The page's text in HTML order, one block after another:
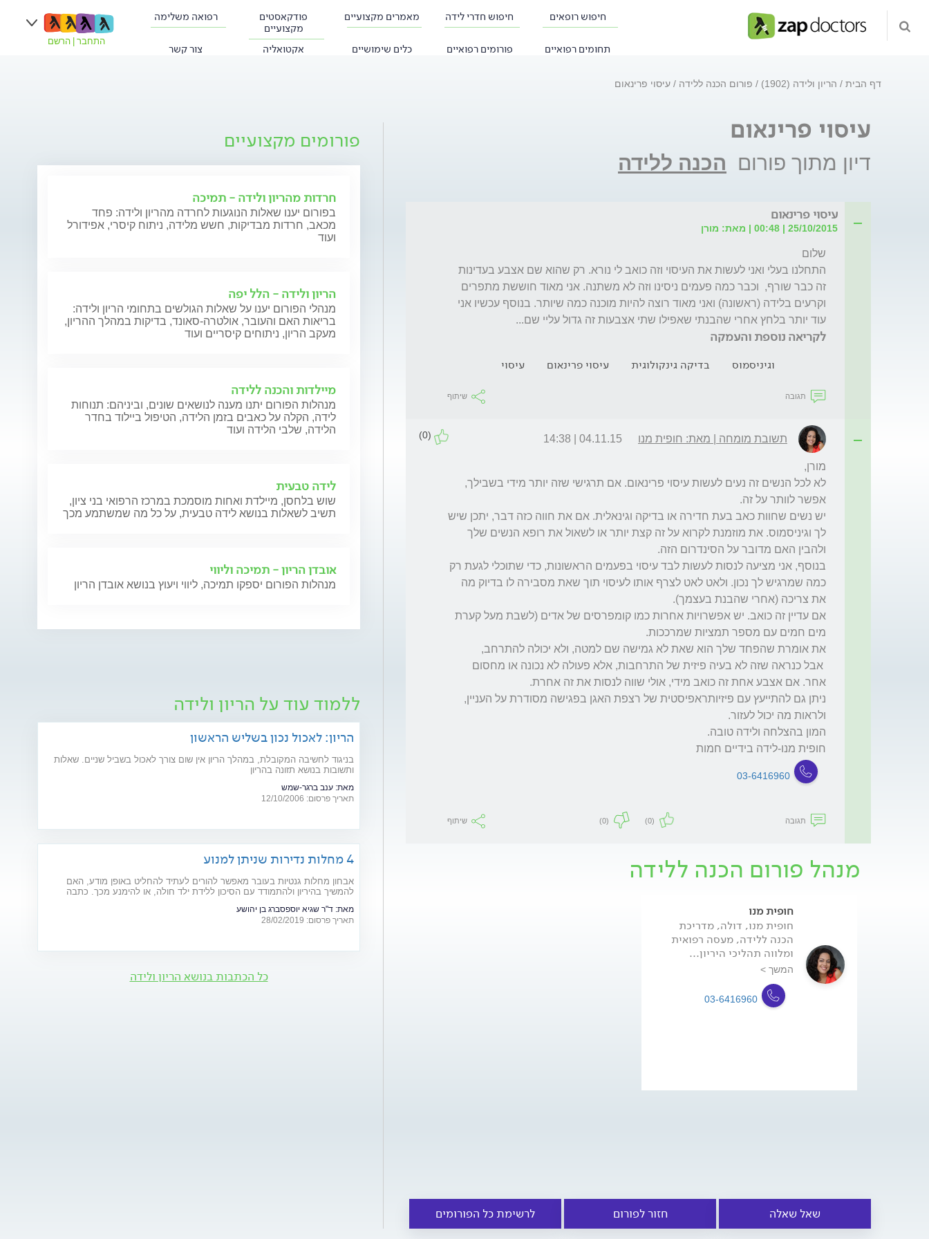
חיפוש רופאים חיפוש חדרי לידה מאמרים מקצועיים
פודקאסטים
מקצועיים
רפואה משלימה
תחומים רפואיים פורומים רפואיים כלים שימושיים אקטואליה צור קשר
התחבר הרשם
דף הבית הריון ולידה (1902) פורום הכנה ללידה עיסוי פרינאום
עיסוי פרינאום
דיון מתוך פורום הכנה ללידה
עיסוי פרינאום
25/10/2015 | 00:48 | מאת: מורן
עוד יותר בלחץ אחרי שהבנתי שאפילו שתי אצבעות זה גדול עליי שם...
לקריאה נוספת והעמקה
וגיניסמוס בדיקה גינקולוגית עיסוי פרינאום עיסוי
תגובה שיתוף
תשובת מומחה | מאת: חופית מנו 04.11.15 | 14:38
(0)
חופית מנו-לידה בידיים חמות
03-6416960
תגובה (0)
(0) שיתוף
מנהל פורום הכנה ללידה
חופית מנו
חופית מנו, דולה, מדריכת
הכנה ללידה, מעסה רפואית
ומלווה תהליכי היריון...
המשך >
03-6416960
שאל שאלה חזור לפורום לרשימת כל הפורומים
פורומים מקצועיים
חרדות מהריון ולידה - תמיכה
בפורום יענו שאלות הנוגעות לחרדה מהריון ולידה: פחד
מכאב, חרדות מבדיקות, חשש מלידה, ניתוח קיסרי, אפידורל
ועוד
הריון ולידה - הלל יפה
מנהלי הפורום יענו על שאלות הגולשים בתחומי הריון ולידה:
בריאות האם והעובר, אולטרה-סאונד, בדיקות במהלך ההריון,
מעקב הריון, ניתוחים קיסריים ועוד
מיילדות והכנה ללידה
מנהלות הפורום יתנו מענה לנושאים שונים, וביניהם: תנוחות
לידה, הקלה על כאבים בזמן הלידה, הטיפול ביילוד בחדר
הלידה, שלבי הלידה ועוד
לידה טבעית
שוש בלחסן, מיילדת ואחות מוסמכת במרכז הרפואי בני ציון,
תשיב לשאלות בנושא לידה טבעית, על כל מה שמשתמע מכך
אובדן הריון - תמיכה וליווי
מנהלות הפורום יספקו תמיכה, ליווי ויעוץ בנושא אובדן הריון
ללמוד עוד על הריון ולידה
הריון: לאכול נכון בשליש הראשון
בניגוד לחשיבה המקובלת, במהלך הריון אין שום צורך לאכול בשביל שניים. שאלות
ותשובות בנושא תזונה בהריון
מאת: ענב ברגר-שמש
תאריך פרסום: 12/10/2006
4 מחלות נדירות שניתן למנוע
אבחון מחלות גנטיות בעובר מאפשר להורים לעתיד להחליט באופן מודע, האם
להמשיך בהיריון ולהתמודד עם הסיכון ללידת ילד חולה, או להימנע מכך. כתבה
מאת: ד"ר שגיא יוספסברג בן יהושע
תאריך פרסום: 28/02/2019
כל הכתבות בנושא הריון ולידה